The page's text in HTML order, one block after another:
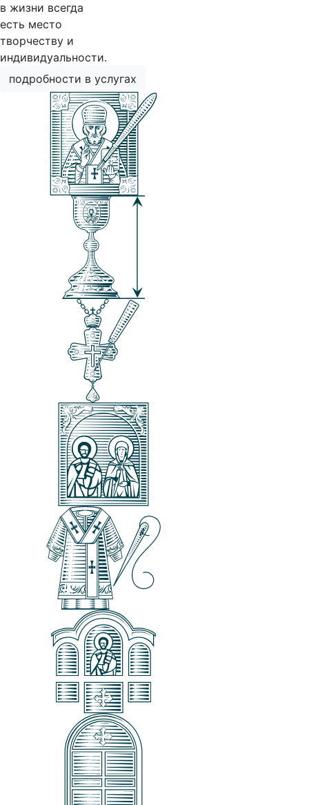
в жизни всегда
есть место
творчеству и
индивидуальности.
подробности в услугах